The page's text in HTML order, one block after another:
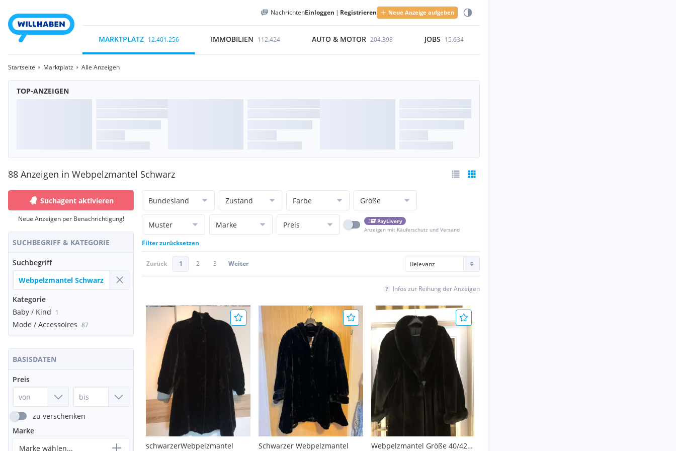
NachrichtenEinloggen | Registrieren Neue Anzeige aufgeben
MARKTPLATZ 12.401.256 IMMOBILIEN 112.424 AUTO & MOTOR 204.398 JOBS 15.634
Startseite Marktplatz Alle Anzeigen
TOP-ANZEIGEN
88 Anzeigen in Webpelzmantel Schwarz
Suchagent aktivieren
Neue Anzeigen per Benachrichtigung!
SUCHBEGRIFF & KATEGORIE
Suchbegriff
Kategorie
Baby / Kind 1
Mode / Accessoires 87
BASISDATEN
Preis
zu verschenken
Marke
Marke wählen...
Bundesland Zustand Farbe Größe
Muster Marke Preis
PayLivery
Anzeigen mit Käuferschutz und Versand
Filter zurücksetzen
Zurück 1 2 3 Weiter
Infos zur Reihung der Anzeigen
schwarzerWebpelzmantel
Schwarzer Webpelzmantel
Webpelzmantel Größe 40/42